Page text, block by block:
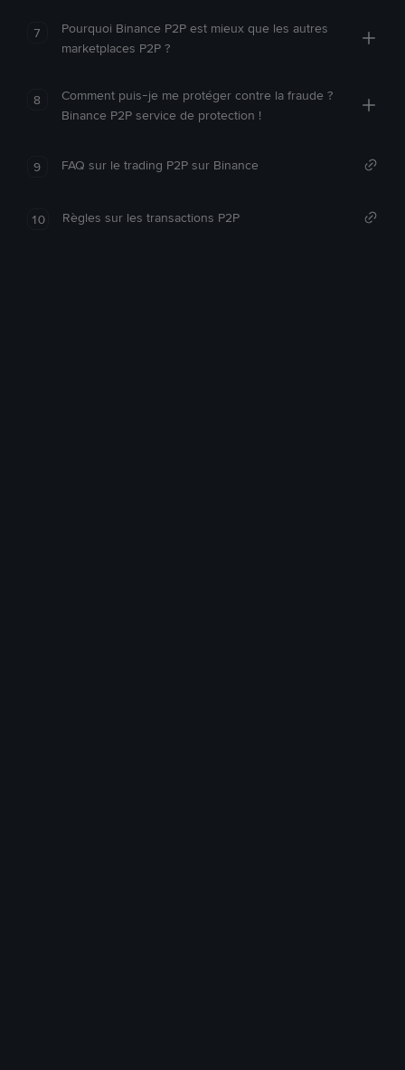
7
Pourquoi Binance P2P est mieux que les autres
marketplaces P2P ?
8
Comment puis-je me protéger contre la fraude ?
Binance P2P service de protection !
9 FAQ sur le trading P2P sur Binance
10 Règles sur les transactions P2P